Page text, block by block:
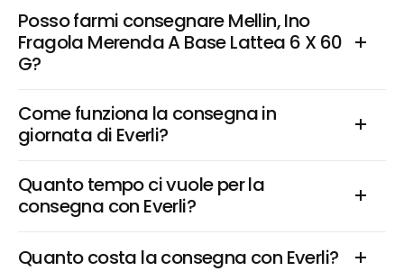
Posso farmi consegnare Mellin, Ino
Fragola Merenda A Base Lattea 6 X 60
G?
Come funziona la consegna in
giornata di Everli?
Quanto tempo ci vuole per la
consegna con Everli?
Quanto costa la consegna con Everli?